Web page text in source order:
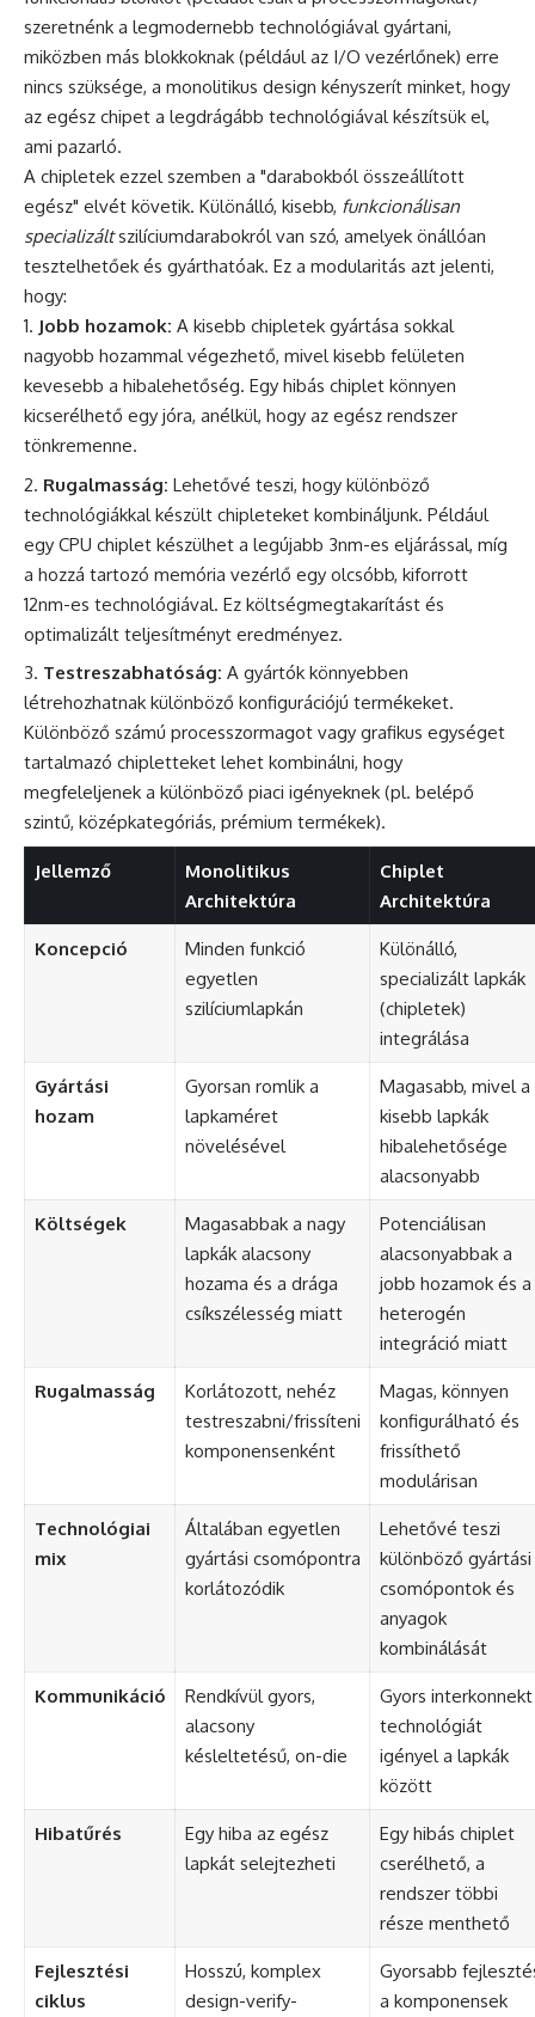
szeretnénk a legmodernebb technológiával gyártani,
miközben más blokkoknak (például az I/O vezérlőnek) erre
nincs szüksége, a monolitikus design kényszerít minket, hogy
az egész chipet a legdrágább technológiával készítsük el,
ami pazarló.
A chipletek ezzel szemben a "darabokból összeállított
egész" elvét követik. Különálló, kisebb, funkcionálisan
specializáltszilíciumdarabokról van szó, amelyek önállóan
tesztelhetőek és gyárthatóak. Ez a modularitás azt jelenti,
hogy:
Jobb hozamok: A kisebb chipletek gyártása sokkal
nagyobb hozammal végezhető, mivel kisebb felületen
kevesebb a hibalehetőség. Egy hibás chiplet könnyen
kicserélhető egy jóra, anélkül, hogy az egész rendszer
tönkremenne.
Rugalmasság: Lehetővé teszi, hogy különböző
technológiákkal készült chipleteket kombináljunk. Például
egy CPU chiplet készülhet a legújabb 3nm-es eljárással, míg
a hozzá tartozó memória vezérlő egy olcsóbb, kiforrott
12nm-es technológiával. Ez költségmegtakarítást és
optimalizált teljesítményt eredményez.
Testreszabhatóság: A gyártók könnyebben
létrehozhatnak különböző konfigurációjú termékeket.
Különböző számú processzormagot vagy grafikus egységet
tartalmazó chipletteket lehet kombinálni, hogy
megfeleljenek a különböző piaci igényeknek (pl. belépő
szintű, középkategóriás, prémium termékek).
Jellemző
Monolitikus
Architektúra
Chiplet
Architektúra
Koncepció
Minden funkció
egyetlen
szilíciumlapkán
Különálló,
specializált lapkák
(chipletek)
integrálása
Gyártási
hozam
Gyorsan romlik a
lapkaméret
növelésével
Magasabb, mivel a
kisebb lapkák
hibalehetősége
alacsonyabb
Költségek
Magasabbak a nagy
lapkák alacsony
hozama és a drága
csíkszélesség miatt
Potenciálisan
alacsonyabbak a
jobb hozamok és a
heterogén
integráció miatt
Rugalmasság
Korlátozott, nehéz
testreszabni/frissíteni
komponensenként
Magas, könnyen
konfigurálható és
frissíthető
modulárisan
Technológiai
mix
Általában egyetlen
gyártási csomópontra
korlátozódik
Lehetővé teszi
különböző gyártási
csomópontok és
anyagok
kombinálását
Kommunikáció
Rendkívül gyors,
alacsony
késleltetésű, on-die
Gyors interkonnekt
technológiát
igényel a lapkák
között
Hibatűrés
Egy hiba az egész
lapkát selejtezheti
Egy hibás chiplet
cserélhető, a
rendszer többi
része menthető
Fejlesztési
ciklus
Hosszú, komplex
design-verify-
Gyorsabb
a komponensek